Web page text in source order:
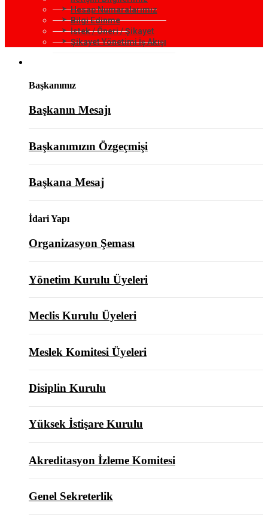
Hesap Numaralarımız
Bilgi Edinme
İstek / Öneri / Şikayet
Şikayet Yönetimi İş Akışı
Başkanımız
Başkanın Mesajı
Başkanımızın Özgeçmişi
Başkana Mesaj
İdari Yapı
Organizasyon Şeması
Yönetim Kurulu Üyeleri
Meclis Kurulu Üyeleri
Meslek Komitesi Üyeleri
Disiplin Kurulu
Yüksek İstişare Kurulu
Akreditasyon İzleme Komitesi
Genel Sekreterlik